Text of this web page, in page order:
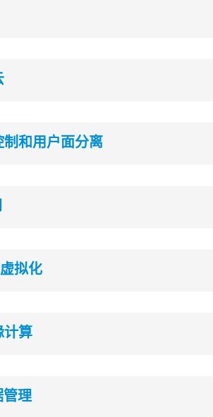
制和用户面分离
拟化
计算
管理